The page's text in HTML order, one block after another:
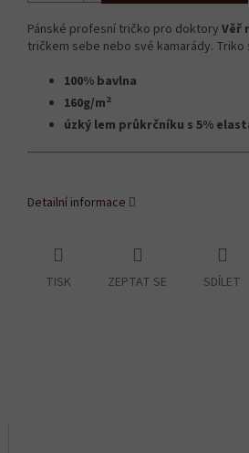
Pánské profesní tričko pro doktory Věř
tričkem sebe nebo své kamarády.
100% bavlna
160g/m2
úzký lem průkrčníku s 5%
Detailní informace
TISK ZEPTAT SE SDÍLET